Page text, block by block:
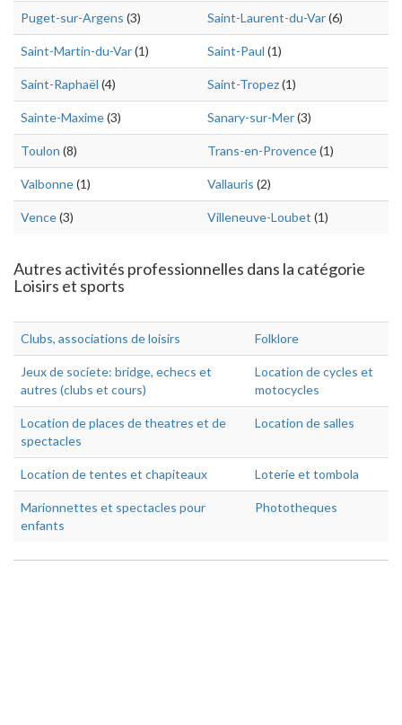
Puget-sur-Argens (3) Saint-Laurent-du-Var(6)
Saint-Martin-du-Var(1) Saint-Paul (1)
Saint-Raphaël (4) Saint-Tropez(1)
Sainte-Maxime(3) Sanary-sur-Mer(3)
Toulon (8) Trans-en-Provence(1)
Valbonne(1) Vallauris (2)
Vence(3) Villeneuve-Loubet (1)
Autres activités professionnelles dans la catégorie
Loisirs et sports
Clubs, associations de loisirs Folklore
Jeux de societe: bridge, echecs et
autres (clubs et cours)
Location de cycles et
motocycles
Location de places de theatres et de
spectacles
Location de salles
Location de tentes et chapiteaux Loterie et tombola
Marionnettes et spectacles pour
enfants
Phototheques